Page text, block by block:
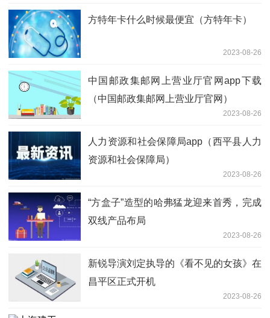
方特年卡什么时候最便宜（方特年卡）
2023-08-26
中国邮政集邮网上营业厅官网app下载
（中国邮政集邮网上营业厅官网）
2023-08-26
人力资源和社会保障局app（西平县人力
资源和社会保障局）
2023-08-26
“方盒子”造型的哈弗猛龙迎来首秀，完成
双线产品布局
2023-08-26
新锐导演刘定执导的《看不见的女孩》在
昌平区正式开机
2023-08-26